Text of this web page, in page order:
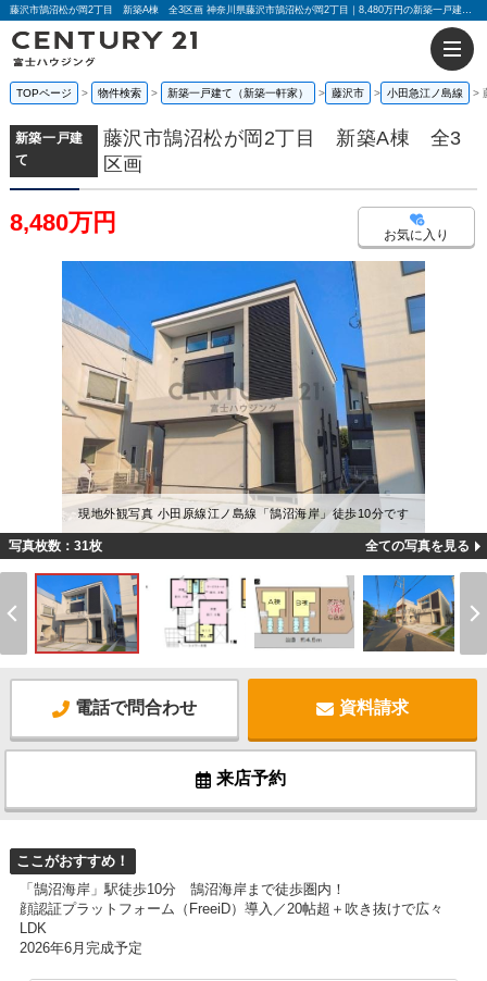
藤沢市鵠沼松が岡2丁目 新築A棟 全3区画 神奈川県藤沢市鵠沼松が岡2丁目｜8,480万円の新築一戸建て｜センチュリー21富士ハウジング
TOPページ 物件検索 新築一戸建て（新築一軒家） 藤沢市 小田急江ノ島線
新築一戸建
て
藤沢市鵠沼松が岡2丁目 新築A棟 全3
区画
8,480万円 お気に入り
現地外観写真 小田原線江ノ島線「鵠沼海岸」徒歩10分です
写真枚数：31枚 全ての写真を見る
電話で問合わせ 資料請求
来店予約
ここがおすすめ！
「鵠沼海岸」駅徒歩10分 鵠沼海岸まで徒歩圏内！
顔認証プラットフォーム（FreeiD）導入／20帖超＋吹き抜けで広々
LDK
2026年6月完成予定